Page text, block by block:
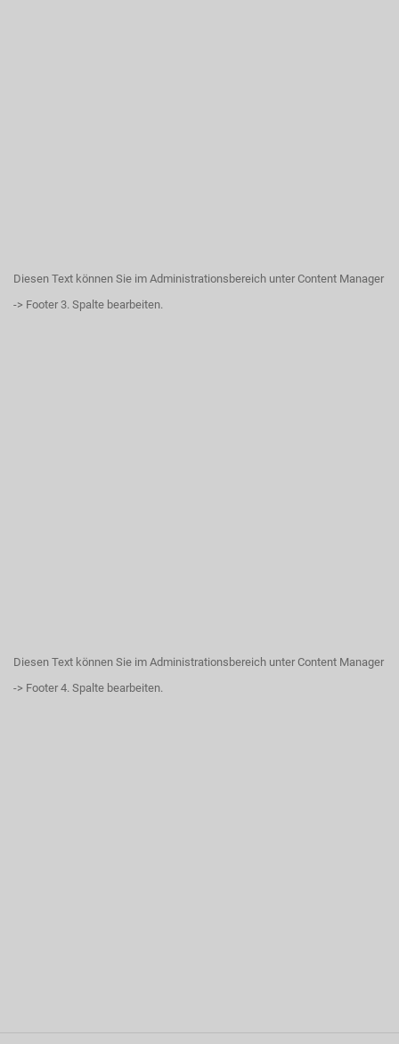
Diesen Text können Sie im Administrationsbereich unter Content Manager
-> Footer 3. Spalte bearbeiten.
Diesen Text können Sie im Administrationsbereich unter Content Manager
-> Footer 4. Spalte bearbeiten.